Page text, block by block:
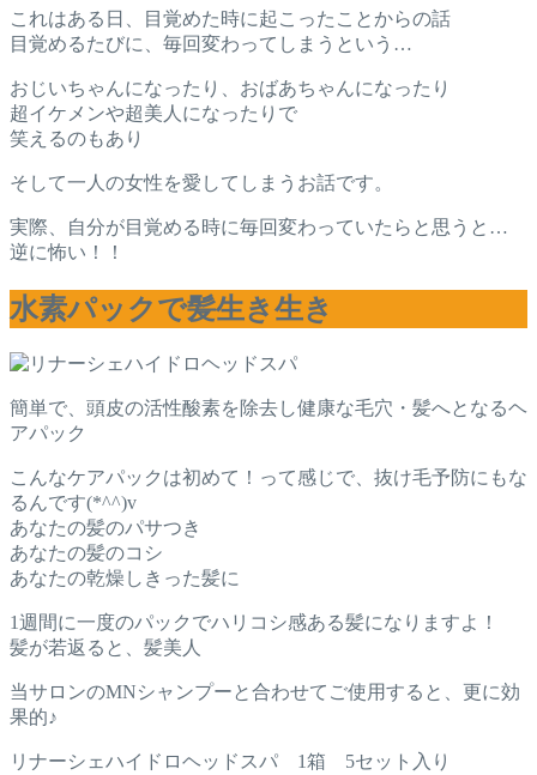
これはある日、目覚めた時に起こったことからの話
目覚めるたびに、毎回変わってしまうという…
おじいちゃんになったり、おばあちゃんになったり
超イケメンや超美人になったりで
笑えるのもあり
そして一人の女性を愛してしまうお話です。
実際、自分が目覚める時に毎回変わっていたらと思うと…
逆に怖い！！
水素パックで髪生き生き
簡単で、頭皮の活性酸素を除去し健康な毛穴・髪へとなるヘ
アパック
こんなケアパックは初めて！って感じで、抜け毛予防にもな
るんです(*^^)v
あなたの髪のパサつき
あなたの髪のコシ
あなたの乾燥しきった髪に
1週間に一度のパックでハリコシ感ある髪になりますよ！
髪が若返ると、髪美人
当サロンのMNシャンプーと合わせてご使用すると、更に効
果的♪
リナーシェハイドロヘッドスパ 1箱 5セット入り